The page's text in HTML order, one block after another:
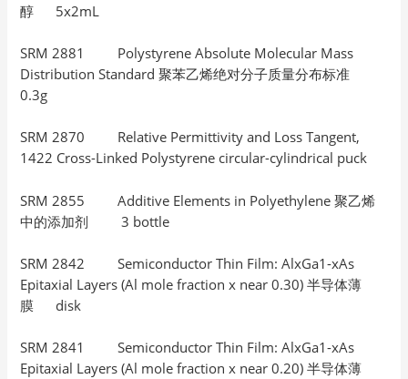
醇 5x2mL
SRM 2881 Polystyrene Absolute Molecular Mass
Distribution Standard 聚苯乙烯绝对分子质量分布标准
0.3g
SRM 2870 Relative Permittivity and Loss Tangent,
1422 Cross-Linked Polystyrene circular-cylindrical puck
SRM 2855 Additive Elements in Polyethylene 聚乙烯
中的添加剂 3 bottle
SRM 2842 Semiconductor Thin Film: AlxGa1-xAs
Epitaxial Layers (Al mole fraction x near 0.30) 半导体薄
膜 disk
SRM 2841 Semiconductor Thin Film: AlxGa1-xAs
Epitaxial Layers (Al mole fraction x near 0.20) 半导体薄